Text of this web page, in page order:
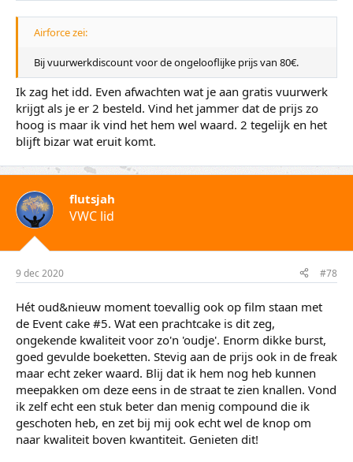
Airforce zei:
Bij vuurwerkdiscount voor de ongelooflijke prijs van 80€.
Ik zag het idd. Even afwachten wat je aan gratis vuurwerk
krijgt als je er 2 besteld. Vind het jammer dat de prijs zo
hoog is maar ik vind het hem wel waard. 2 tegelijk en het
blijft bizar wat eruit komt.
flutsjah
VWC lid
9 dec 2020 #78
Hét oud&nieuw moment toevallig ook op film staan met
de Event cake #5. Wat een prachtcake is dit zeg,
ongekende kwaliteit voor zo'n 'oudje'. Enorm dikke burst,
goed gevulde boeketten. Stevig aan de prijs ook in de freak
maar echt zeker waard. Blij dat ik hem nog heb kunnen
meepakken om deze eens in de straat te zien knallen. Vond
ik zelf echt een stuk beter dan menig compound die ik
geschoten heb, en zet bij mij ook echt wel de knop om
naar kwaliteit boven kwantiteit. Genieten dit!